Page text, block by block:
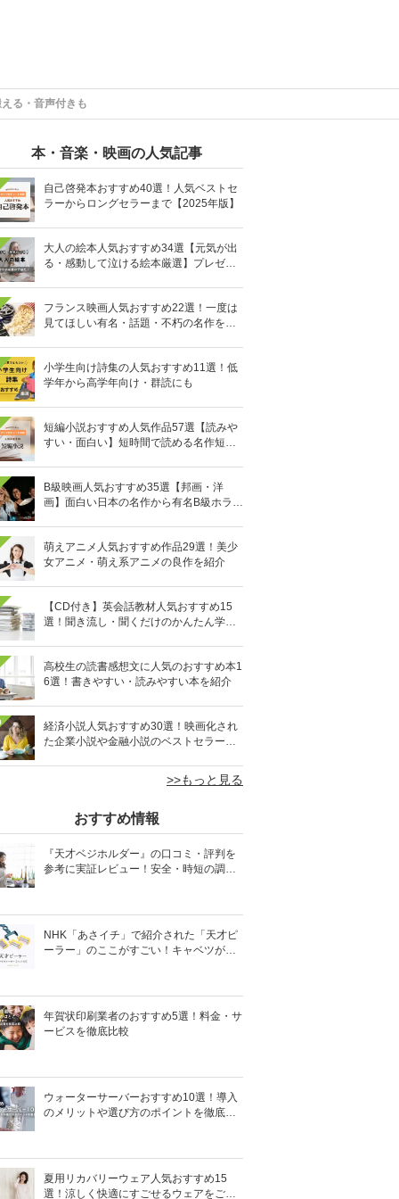
る・音声付きも
本・音楽・映画の人気記事
自己啓発本おすすめ40選！人気ベストセ
ラーからロングセラーまで【2025年版】
大人の絵本人気おすすめ34選【元気が出
る・感動して泣ける絵本厳選】プレゼン
フランス映画人気おすすめ22選！一度は
見てほしい有名・話題・不朽の名作を厳
小学生向け詩集の人気おすすめ11選！低
学年から高学年向け・群読にも
短編小説おすすめ人気作品57選【読みや
すい・面白い】短時間で読める名作短編
B級映画人気おすすめ35選【邦画・洋
画】面白い日本の名作から有名B級ホラー
萌えアニメ人気おすすめ作品29選！美少
女アニメ・萌え系アニメの良作を紹介
【CD付き】英会話教材人気おすすめ15
選！聞き流し・聞くだけのかんたん学習
高校生の読書感想文に人気のおすすめ本1
6選！書きやすい・読みやすい本を紹介
経済小説人気おすすめ30選！映画化され
た企業小説や金融小説のベストセラーを
>>もっと見る
おすすめ情報
『天才ベジホルダー』の口コミ・評判を
参考に実証レビュー！安全・時短の調理
NHK「あさイチ」で紹介された「天才ピ
ーラー」のここがすごい！キャベツがほ
年賀状印刷業者のおすすめ5選！料金・サ
ービスを徹底比較
ウォーターサーバーおすすめ10選！導入
のメリットや選び方のポイントを徹底解
夏用リカバリーウェア人気おすすめ15
選！涼しく快適にすごせるウェアをご紹